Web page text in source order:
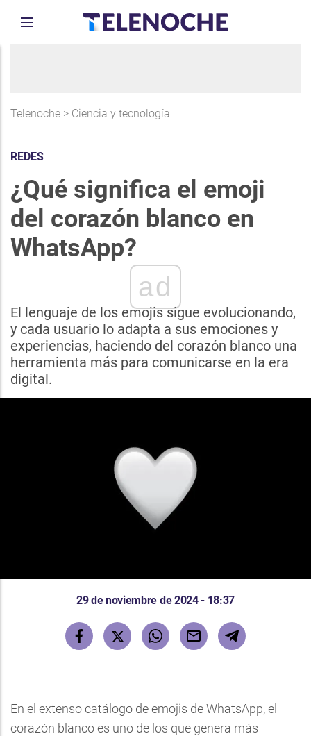
Telenoche > Ciencia y tecnología
REDES
¿Qué significa el emoji
del corazón blanco en
WhatsApp?
ad
El lenguaje de los emojis sigue evolucionando,
y cada usuario lo adapta a sus emociones y
experiencias, haciendo del corazón blanco una
herramienta más para comunicarse en la era
digital.
29 de noviembre de 2024 - 18:37
En el extenso catálogo de emojis de WhatsApp, el
corazón blanco es uno de los que genera más